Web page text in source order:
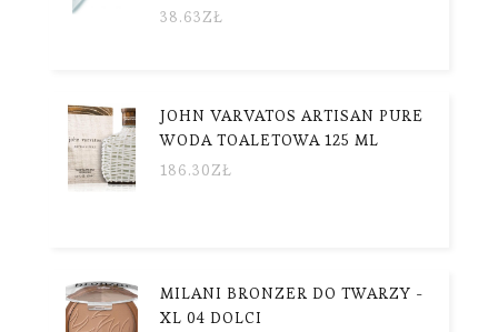
38.63ZŁ
JOHN VARVATOS ARTISAN PURE
WODA TOALETOWA 125 ML
186.30ZŁ
MILANI BRONZER DO TWARZY -
XL 04 DOLCI